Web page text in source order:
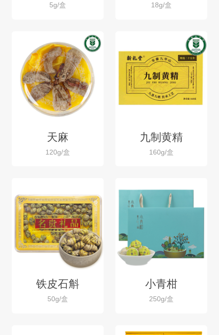
5g/盒 18g/盒
天麻
120g/盒
九制黄精
160g/盒
铁皮石斛
50g/盒
小青柑
250g/盒